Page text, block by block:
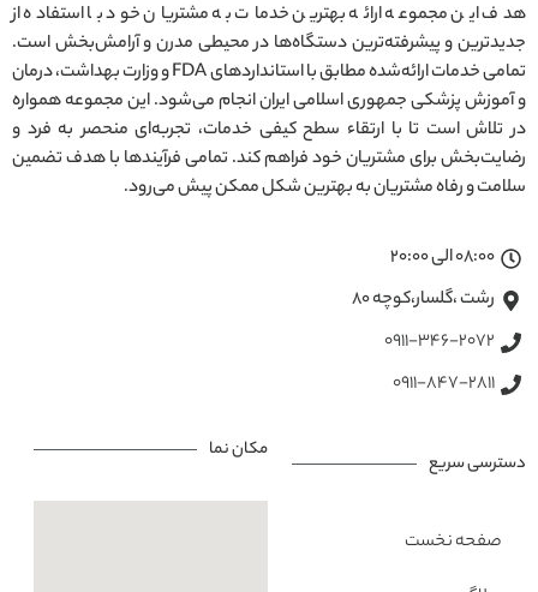
هدف این مجموعه ارائه بهترین خدمات به مشتریان خود با استفاده از
جدیدترین و پیشرفته‌ترین دستگاه‌ها در محیطی مدرن و آرامش‌بخش است.
تمامی خدمات ارائه‌شده مطابق با استانداردهای FDA و وزارت بهداشت، درمان
و آموزش پزشکی جمهوری اسلامی ایران انجام می‌شود. این مجموعه همواره
در تلاش است تا با ارتقاء سطح کیفی خدمات، تجربه‌ای منحصر به فرد و
رضایت‌بخش برای مشتریان خود فراهم کند. تمامی فرآیندها با هدف تضمین
سلامت و رفاه مشتریان به بهترین شکل ممکن پیش می‌رود.
08:00 الی 20:00
رشت ،گلسار،کوچه ۸۰
0911-346-2072
0911-847-2811
دسترسی سریع
صفحه نخست
مکان نما